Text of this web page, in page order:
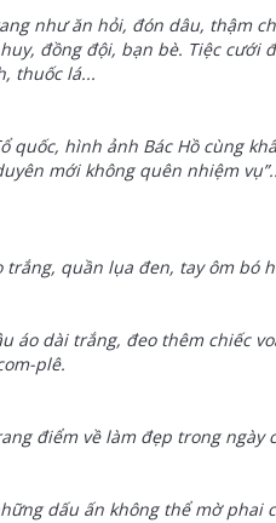
như ăn hỏi, đón dâu, thậm
đồng đội, bạn bè. Tiệc cưới
thuốc lá...
hình ảnh Bác Hồ cùng
mới không quên nhiệm
quần lụa đen, tay ôm bó
áo dài trắng, đeo thêm chiếc
plê.
điểm về làm đẹp trong ngày
dấu ấn không thể mờ phai